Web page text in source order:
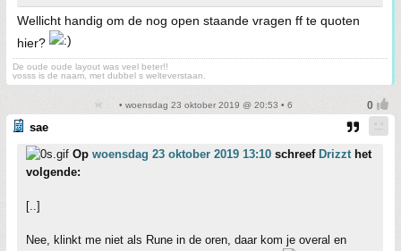
Wellicht handig om de nog open staande vragen ff te quoten
hier?
De oude oude layout was veel beter!!
vosss is de naam, met dubbel s welteverstaan.
• woensdag 23 oktober 2019 @ 20:53 • 6
sae
Op woensdag 23 oktober 2019 13:10 schreef Drizzthet
volgende:
[..]
Nee, klinkt me niet als Rune in de oren, daar kom je overal en